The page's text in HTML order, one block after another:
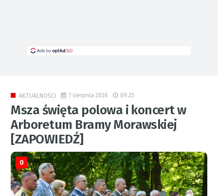
AKTUALNOŚCI 7 sierpnia 2026 09:25
Msza święta polowa i koncert w
Arboretum Bramy Morawskiej
[ZAPOWIEDŹ]
0